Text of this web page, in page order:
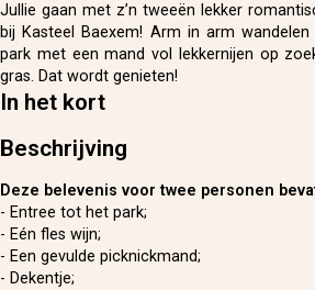
Jullie gaan met z’n tweeën lekker
bij Kasteel Baexem! Arm in arm
park met een mand vol lekkernijen op
gras. Dat wordt genieten!
In het kort
Beschrijving
Deze belevenis voor twee personen
- Entree tot het park;
- Eén fles wijn;
- Een gevulde picknickmand;
- Dekentje;